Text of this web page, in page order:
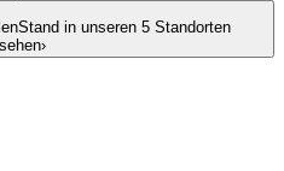
Stand in unseren 5 Standorten
›